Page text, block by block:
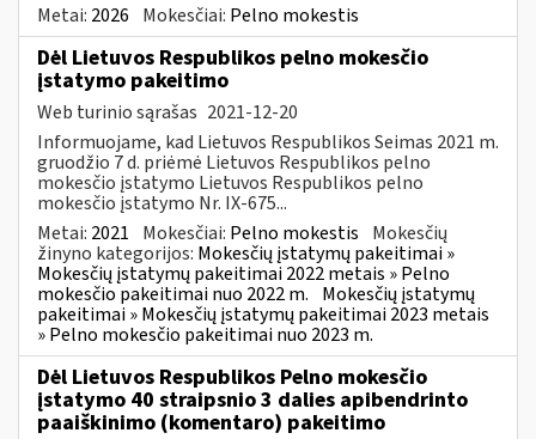
Metai: 2026 Mokesčiai: Pelno mokestis
Dėl Lietuvos Respublikos pelno mokesčio
įstatymo pakeitimo
Web turinio sąrašas 2021-12-20
Informuojame, kad Lietuvos Respublikos Seimas 2021 m.
gruodžio 7 d. priėmė Lietuvos Respublikos pelno
mokesčio įstatymo Lietuvos Respublikos pelno
mokesčio įstatymo Nr. IX-675...
Metai: 2021 Mokesčiai: Pelno mokestis Mokesčių
žinyno kategorijos: Mokesčių įstatymų pakeitimai »
Mokesčių įstatymų pakeitimai 2022 metais » Pelno
mokesčio pakeitimai nuo 2022 m. Mokesčių įstatymų
pakeitimai » Mokesčių įstatymų pakeitimai 2023 metais
» Pelno mokesčio pakeitimai nuo 2023 m.
Dėl Lietuvos Respublikos Pelno mokesčio
įstatymo 40 straipsnio 3 dalies apibendrinto
paaiškinimo (komentaro) pakeitimo